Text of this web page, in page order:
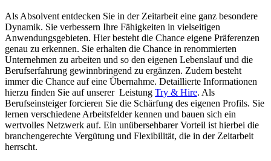
Als Absolvent entdecken Sie in der Zeitarbeit eine ganz besondere
Dynamik. Sie verbessern Ihre Fähigkeiten in vielseitigen
Anwendungsgebieten. Hier besteht die Chance eigene Präferenzen
genau zu erkennen. Sie erhalten die Chance in renommierten
Unternehmen zu arbeiten und so den eigenen Lebenslauf und die
Berufserfahrung gewinnbringend zu ergänzen. Zudem besteht
immer die Chance auf eine Übernahme. Detaillierte Informationen
hierzu finden Sie auf unserer Leistung Try & Hire. Als
Berufseinsteiger forcieren Sie die Schärfung des eigenen Profils. Sie
lernen verschiedene Arbeitsfelder kennen und bauen sich ein
wertvolles Netzwerk auf. Ein unübersehbarer Vorteil ist hierbei die
branchengerechte Vergütung und Flexibilität, die in der Zeitarbeit
herrscht.